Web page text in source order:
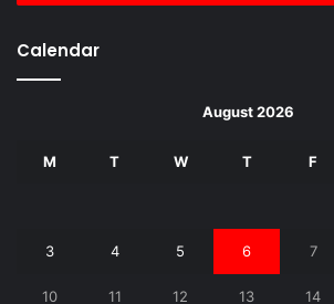
Calendar
August 2026
M T W T F
3 4 5 6 7
10 11 12 13 14